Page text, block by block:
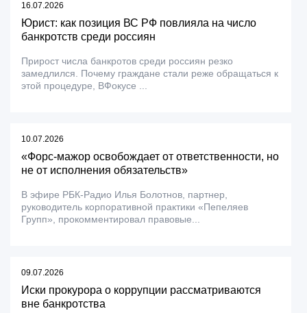
16.07.2026
Юрист: как позиция ВС РФ повлияла на число
банкротств среди россиян
Прирост числа банкротов среди россиян резко
замедлился. Почему граждане стали реже обращаться к
этой процедуре, ВФокусе ...
10.07.2026
«Форс-мажор освобождает от ответственности, но
не от исполнения обязательств»
В эфире РБК-Радио Илья Болотнов, партнер,
руководитель корпоративной практики «Пепеляев
Групп», прокомментировал правовые...
09.07.2026
Иски прокурора о коррупции рассматриваются
вне банкротства